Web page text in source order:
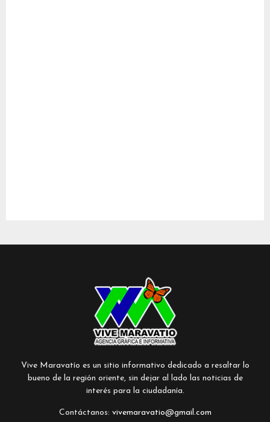
Vive Maravatío es un sitio informativo dedicado a resaltar lo
bueno de la región oriente, sin dejar al lado las noticias de
interés para la ciudadanía.
Contáctanos: vivemaravatio@gmail.com